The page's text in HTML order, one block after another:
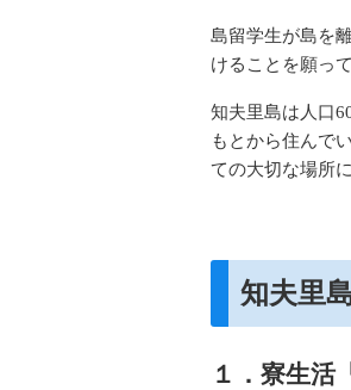
島留学生が島を
けることを願っ
知夫里島は人口
もとから住んで
ての大切な場所
知夫里
１．寮生活